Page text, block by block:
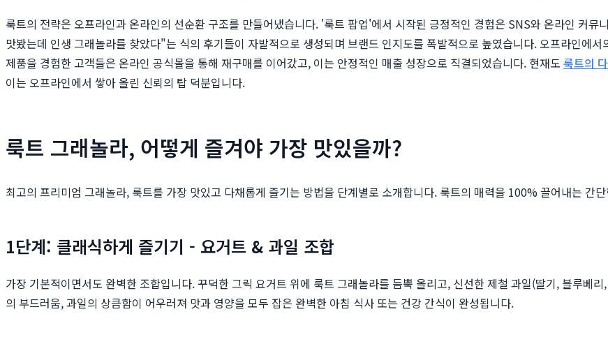
룩트의 전략은 오프라인과 온라인의 선순환 구조를 만들어냈습니다. '룩트 팝업'에서 시작된 긍정적인 경험은 SNS와 온라인 커
맛봤는데 인생 그래놀라를 찾았다"는 식의 후기들이 자발적으로 생성되며 브랜드 인지도를 폭발적으로 높였습니다. 오프라인에
제품을 경험한 고객들은 온라인 공식몰을 통해 재구매를 이어갔고, 이는 안정적인 매출 성장으로 직결되었습니다. 현재도 룩트의
이는 오프라인에서 쌓아 올린 신뢰의 탑 덕분입니다.
룩트 그래놀라, 어떻게 즐겨야 가장 맛있을까?
최고의 프리미엄 그래놀라, 룩트를 가장 맛있고 다채롭게 즐기는 방법을 단계별로 소개합니다. 룩트의 매력을 100% 끌어내는 간
1단계: 클래식하게 즐기기 - 요거트 & 과일 조합
가장 기본적이면서도 완벽한 조합입니다. 꾸덕한 그릭 요거트 위에 룩트 그래놀라를 듬뿍 올리고, 신선한 제철 과일(딸기, 블루베
의 부드러움, 과일의 상큼함이 어우러져 맛과 영양을 모두 잡은 완벽한 아침 식사 또는 건강 간식이 완성됩니다.